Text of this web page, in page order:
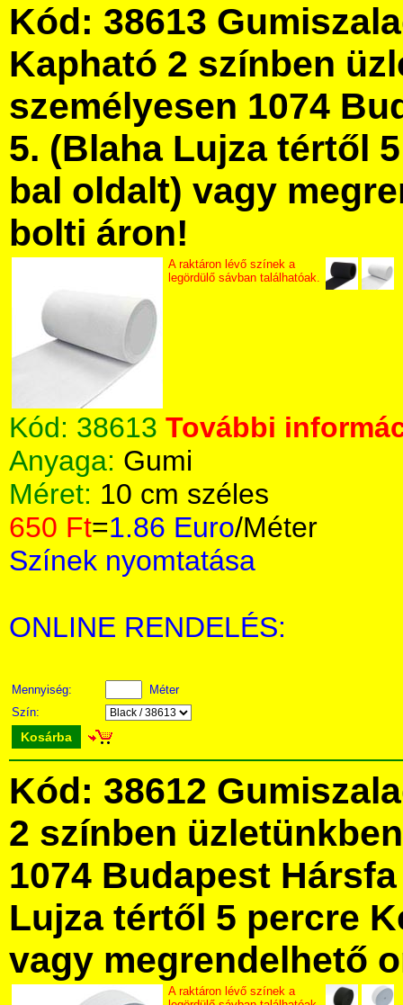
Kód: 38613
Kapható 2 színben
személyesen 1074
5. (Blaha Lujza tértől
bal oldalt) vagy
bolti áron!
A raktáron lévő színek a
legördülő sávban találhatóak.
Kód: 38613 További
Anyaga: Gumi
Méret: 10 cm széles
650 Ft=1.86 Euro/Méter
Színek nyomtatása
ONLINE RENDELÉS:
Mennyiség:
Méter
Szín:
Kosárba
Kód: 38612
2 színben
1074 Budapest
Lujza tértől 5 percre
vagy megrendelhető
A raktáron lévő színek a